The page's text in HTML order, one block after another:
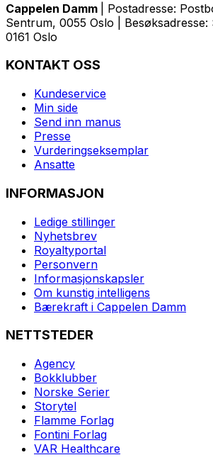
Cappelen Damm
| Postadresse:
Sentrum, 0055 Oslo | Besøksadresse:
0161 Oslo
KONTAKT OSS
Kundeservice
Min side
Send inn manus
Presse
Vurderingseksemplar
Ansatte
INFORMASJON
Ledige stillinger
Nyhetsbrev
Royaltyportal
Personvern
Informasjonskapsler
Om kunstig intelligens
Bærekraft i Cappelen Damm
NETTSTEDER
Agency
Bokklubber
Norske Serier
Storytel
Flamme Forlag
Fontini Forlag
VAR Healthcare